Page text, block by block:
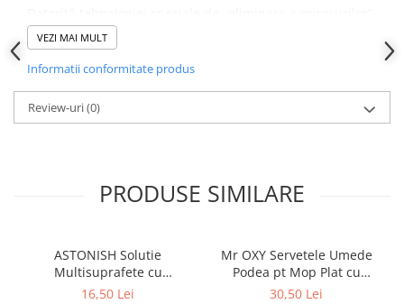
neutralizează instantaneu chiar și cele mai neplăcute și
persistente
mirosuri, lăsând suprafețele plăcut parfumate.
VEZI MAI MULT
Informatii conformitate produs
Review-uri(0)
PRODUSE SIMILARE
ASTONISH Solutie
Multisuprafete cu
Bicarbonat de Sodiu 750 ml
16,50 Lei
Mr OXY Servetele Umede
Podea pt Mop Plat cu
Bicarbonat 50 buc
30,50 Lei